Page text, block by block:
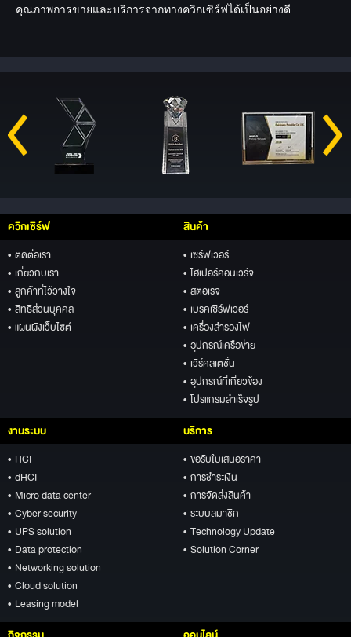
คุณภาพการขายและบริการจากทางควิกเซิร์ฟได้เป็นอย่างดี
ควิกเซิร์ฟ
• ติดต่อเรา
• เกี่ยวกับเรา
• ลูกค้าที่ไว้วางใจ
• สิทธิส่วนบุคคล
• แผนผังเว็บไซต์
สินค้า
• เซิร์ฟเวอร์
• ไฮเปอร์คอนเวิร์จ
• สตอเรจ
• เบรคเซิร์ฟเวอร์
• เครื่องสำรองไฟ
• อุปกรณ์เครือข่าย
• เวิร์คสเตชั่น
• อุปกรณ์ที่เกี่ยวข้อง
• โปรแกรมสำเร็จรูป
งานระบบ
• HCI
• dHCI
• Micro data center
• Cyber security
• UPS solution
• Data protection
• Networking solution
• Cloud solution
• Leasing model
บริการ
• ขอรับใบเสนอราคา
• การชำระเงิน
• การจัดส่งสินค้า
• ระบบสมาชิก
• Technology Update
• Solution Corner